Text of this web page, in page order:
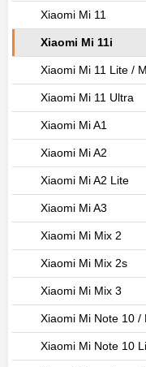
Xiaomi Mi 11
Xiaomi Mi 11i
Xiaomi Mi 11 Lite /
Xiaomi Mi 11 Ultra
Xiaomi Mi A1
Xiaomi Mi A2
Xiaomi Mi A2 Lite
Xiaomi Mi A3
Xiaomi Mi Mix 2
Xiaomi Mi Mix 2s
Xiaomi Mi Mix 3
Xiaomi Mi Note 10 /
Xiaomi Mi Note 10